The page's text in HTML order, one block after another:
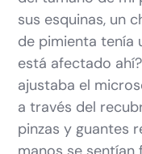
sus esquinas, un
de pimienta tenía
está afectado
ajustaba el
a través del
pinzas y guantes